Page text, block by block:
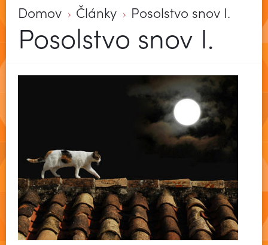
Domov Články Posolstvo snov I.
Posolstvo snov I.